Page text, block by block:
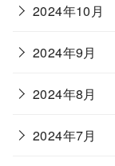
2024年10月
2024年9月
2024年8月
2024年7月